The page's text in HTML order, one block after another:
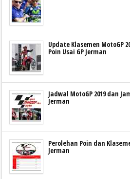
Update Klasemen MotoGP
Poin Usai GP Jerman
Jadwal MotoGP 2019 dan
Jerman
Perolehan Poin dan
Jerman